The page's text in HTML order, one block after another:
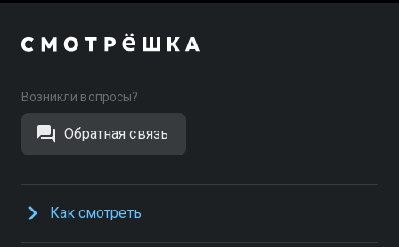
Возникли вопросы?
Обратная связь
Как смотреть